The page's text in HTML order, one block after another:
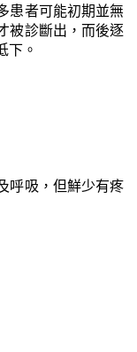
患者可能初期並無
被診斷出，而後逐
下。
呼吸，但鮮少有疼